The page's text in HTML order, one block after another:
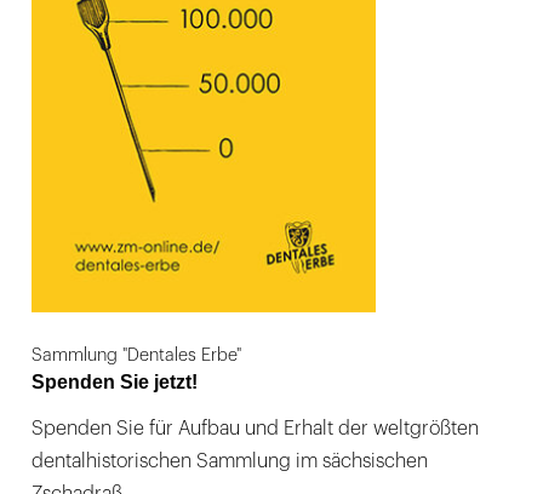
Sammlung "Dentales Erbe"
Spenden Sie jetzt!
Spenden Sie für Aufbau und Erhalt der weltgrößten
dentalhistorischen Sammlung im sächsischen